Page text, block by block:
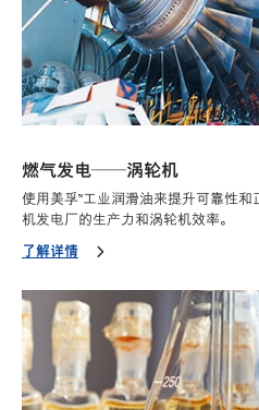
燃气发电——涡轮机
使用美孚™工业润滑油来提升可靠性
机发电厂的生产力和涡轮机效率。
了解详情